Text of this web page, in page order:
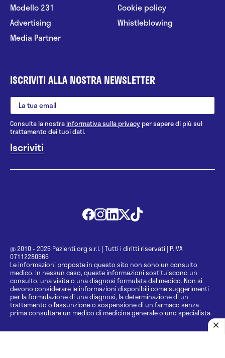
Modello 231
Advertising
Media Partner
Cookie policy
Whistleblowing
ISCRIVITI ALLA NOSTRA NEWSLETTER
Consulta la nostrainformativa sulla privacy per sapere di più sul
trattamento dei tuoi dati.
@ 2010 - 2026 Pazienti.org s.r.l. | Tutti i diritti riservati | P.IVA
07112280966
Le informazioni proposte in questo sito non sono un consulto
medico. In nessun caso, queste informazioni sostituiscono un
consulto, una visita o una diagnosi formulata dal medico. Non si
devono considerare le informazioni disponibili come suggerimenti
per la formulazione di una diagnosi, la determinazione di un
trattamento o l’assunzione o sospensione di un farmaco senza
prima consultare un medico di medicina generale o uno specialista.